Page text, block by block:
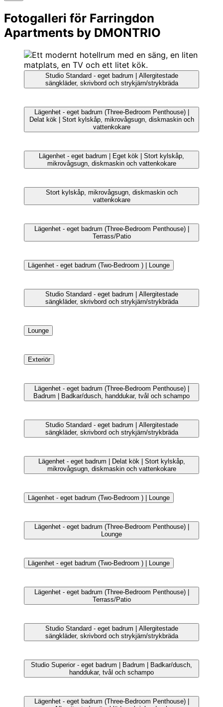
Fotogalleri för Farringdon
Apartments by DMONTRIO
Studio Standard - eget badrum | Allergitestade
sängkläder, skrivbord och strykjärn/strykbräda
Lägenhet - eget badrum (Three-Bedroom Penthouse) |
Lägenhet - eget badrum | Eget kök | Stort kylskåp,
mikrovågsugn, diskmaskin och vattenkokare
Stort kylskåp, mikrovågsugn, diskmaskin och
Lägenhet - eget badrum (Three-Bedroom Penthouse) |
Terrass/Patio
Lägenhet - eget badrum (Two-Bedroom ) | Lounge
Studio Standard - eget badrum | Allergitestade
Lounge
Lägenhet - eget badrum (Three-Bedroom Penthouse) |
Studio Standard - eget badrum | Allergitestade
Lägenhet - eget badrum | Delat kök | Stort kylskåp,
mikrovågsugn, diskmaskin och vattenkokare